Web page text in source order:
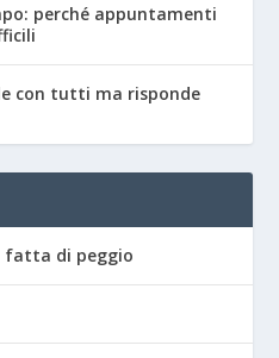
perché appuntamenti
con tutti ma risponde
fatta di peggio